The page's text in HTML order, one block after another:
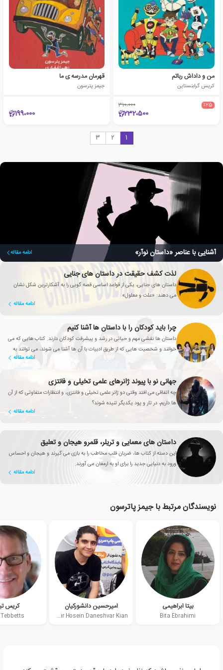
من و داداش رباتم
کریس گرابنستاین
٪25 310،000
232،500
قهرمان مدرسه ی ما
جیمز پترسون
199،000
1
2
3
آشنایی با عناصر «داستان نوآر» ادامه مقاله
لذت کشف حقیقت در داستان های جنایی
داستان های جنایی، یکی از قواعد اساسی قصه گویی را به آشکارترین شکل نشان
می دهند: «علت و معلول»
ادامه مقاله
چرا باید کودکان را با داستان ها آشنا کنیم
داستان ها نقشی مهم و حیاتی در رشد و پیشرفت کودکان دارند. کتاب هایی که می
خوانند و شخصیت هایی که از طریق ادبیات با آن ها آشنا می شوند، می توانند به
ادامه مقاله
جهانی نو با پیوند ژانرهای علمی تخیلی و فانتزی
چه اتفاقی می افتد وقتی دو ژانر علمی تخیلی و فانتزی، و انتظارات متفاوتی که از آن
ها داریم، در تار و پود یکدیگر تنیده شوند؟
ادامه مقاله
داستان های معمایی و تریلر، قلمرو هیجان و تعلیق
این دسته از کتاب ها، ضربان قلب مخاطب را به بازی می گیرند و هیجان و احساس
ورود به دنیایی جدید را برای او به ارمغان می آورند.
ادامه مقاله
نویسندگان مرتبط با جیمز پاترسون
بیتا ابراهیمی
Bita Ebrahimi
امیرحسین دانشورکیان
Amir Hosein Daneshvar Kian
کریس